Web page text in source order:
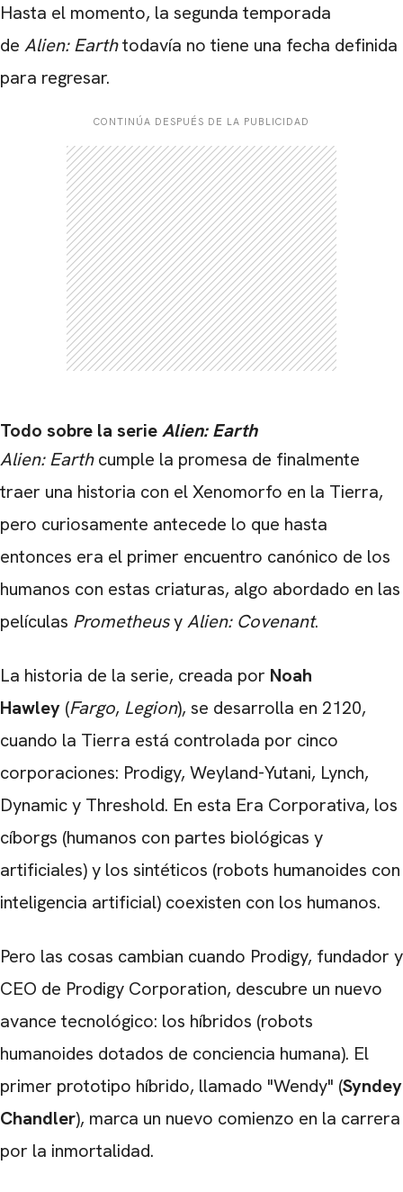
Hasta el momento, la segunda temporada
de Alien: Earthtodavía no tiene una fecha definida
para regresar.
CONTINÚA DESPUÉS DE LA PUBLICIDAD
Todo sobre la serieAlien: Earth
Alien: Earthcumple la promesa de finalmente
traer una historia con el Xenomorfo en la Tierra,
pero curiosamente antecede lo que hasta
entonces era el primer encuentro canónico de los
humanos con estas criaturas, algo abordado en las
películas PrometheusyAlien: Covenant.
La historia de la serie, creada por Noah
Hawley (Fargo, Legion), se desarrolla en 2120,
cuando la Tierra está controlada por cinco
corporaciones: Prodigy, Weyland-Yutani, Lynch,
Dynamic y Threshold. En esta Era Corporativa, los
cíborgs (humanos con partes biológicas y
artificiales) y los sintéticos (robots humanoides con
inteligencia artificial) coexisten con los humanos.
Pero las cosas cambian cuando Prodigy, fundador y
CEO de Prodigy Corporation, descubre un nuevo
avance tecnológico: los híbridos (robots
humanoides dotados de conciencia humana). El
primer prototipo híbrido, llamado "Wendy" (Syndey
Chandler), marca un nuevo comienzo en la carrera
por la inmortalidad.
CARREGANDO PUBLICIDADE